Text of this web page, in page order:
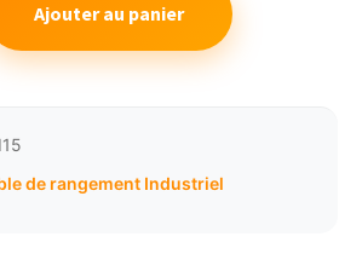
Ajouter au panier
de rangement Industriel